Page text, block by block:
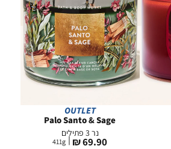
OUTLET
Palo Santo & Sage
נר 3 פתילים
מחיר
69.90 ₪
411g